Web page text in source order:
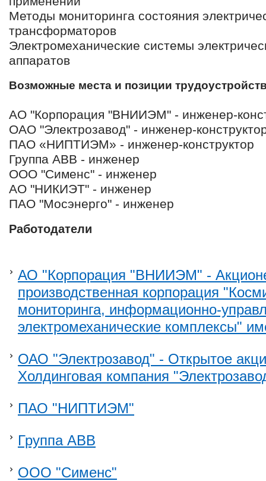
Методы мониторинга состояния
трансформаторов
Электромеханические системы
аппаратов
Возможные места и позиции
АО "Корпорация "ВНИИЭМ" - инженер-
ОАО "Электрозавод" - инженер-
ПАО «НИПТИЭМ» - инженер-конструктор
Группа ABB - инженер
ООО "Сименс" - инженер
АО "НИКИЭТ" - инженер
ПАО "Мосэнерго" - инженер
Работодатели
АО "Корпорация "ВНИИЭМ" -
производственная корпорация
мониторинга, информационно-
электромеханические комплексы"
ОАО "Электрозавод" - Открытое
Холдинговая компания
ПАО "НИПТИЭМ"
Группа ABB
ООО "Сименс"